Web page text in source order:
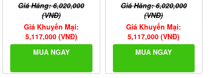
Giá Hãng: 6,020,000
(VNĐ)
Giá Khuyến Mại:
5,117,000 (VNĐ)
MUA NGAY
Giá Hãng: 6,020,000
(VNĐ)
Giá Khuyến Mại:
5,117,000 (VNĐ)
MUA NGAY